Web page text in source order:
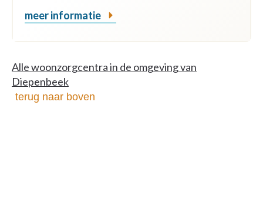
meer informatie
Alle woonzorgcentra in de omgeving van
Diepenbeek
terug naar boven